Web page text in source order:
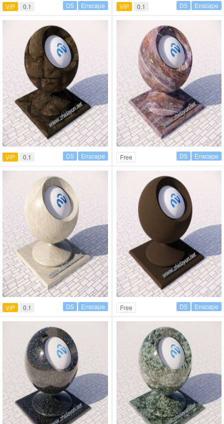
VIP 0.1 Enscape
D5 VIP 0.1 Enscape
D5
VIP 0.1 Enscape
D5 Free Enscape
D5
VIP 0.1 Enscape
D5 Free Enscape
D5